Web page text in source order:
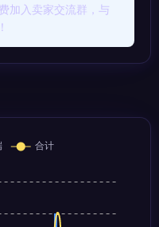
加入卖家交流群，与